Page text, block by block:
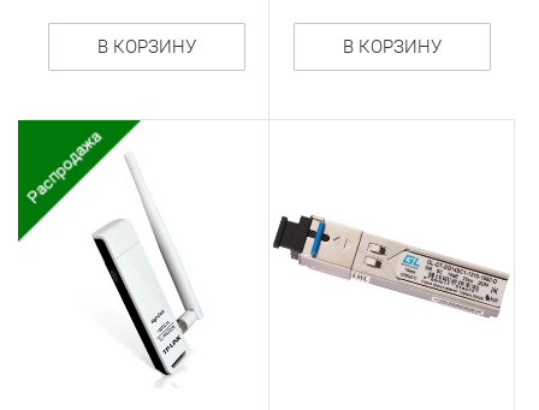
В КОРЗИНУ В КОРЗИНУ